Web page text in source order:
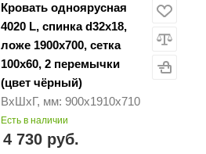
Кровать одноярусная
4020 L, спинка d32х18,
ложе 1900х700, сетка
100х60, 2 перемычки
(цвет чёрный)
ВхШхГ, мм: 900х1910х710
Есть в наличии
4 730 руб.